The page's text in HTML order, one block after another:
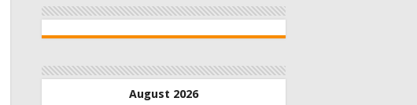
August 2026